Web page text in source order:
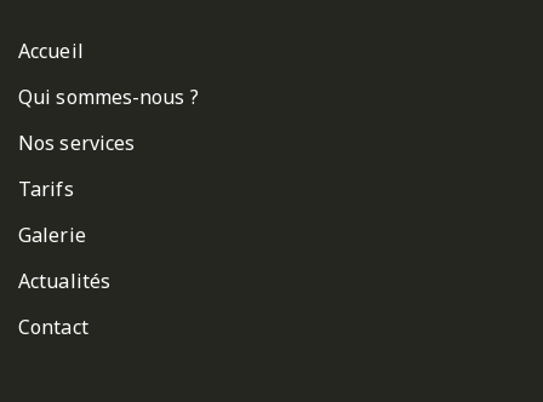
Accueil
Qui sommes-nous ?
Nos services
Tarifs
Galerie
Actualités
Contact